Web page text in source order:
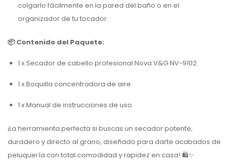
colgarlo fácilmente en la pared del baño o en el
organizador de tu tocador.
📦 Contenido del Paquete:
1 x Secador de cabello profesional Nova V&G NV-9102.
1 x Boquilla concentradora de aire.
1 x Manual de instrucciones de uso.
¡La herramienta perfecta si buscas un secador potente,
duradero y directo al grano, diseñado para darte acabados de
peluquería con total comodidad y rapidez en casa! 🛍️✨